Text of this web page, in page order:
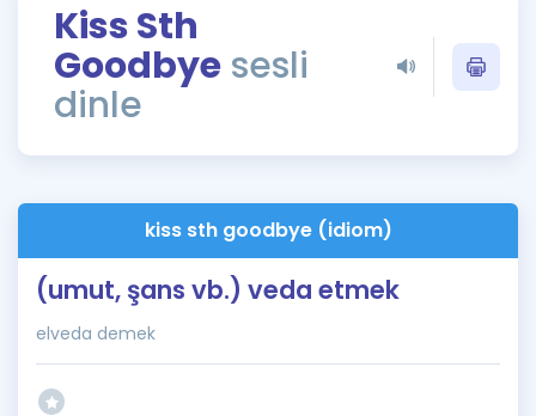
ÖSYM Sınav Takvimi
Kampanyalar
Kiss Sth
Goodbye sesli
dinle
kiss sth goodbye (idiom)
(umut, şans vb.) veda etmek
elveda demek